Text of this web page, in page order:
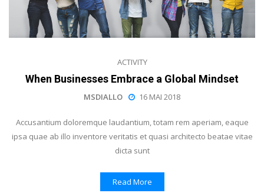
ACTIVITY
When Businesses Embrace a Global Mindset
MSDIALLO 16 MAI 2018
Accusantium doloremque laudantium, totam rem aperiam, eaque
ipsa quae ab illo inventore veritatis et quasi architecto beatae vitae
dicta sunt
Read More